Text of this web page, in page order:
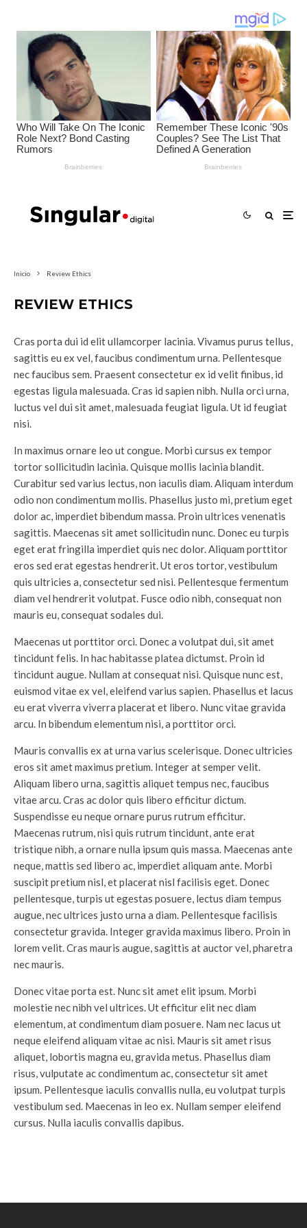
Inicio Review Ethics
REVIEW ETHICS
Cras porta dui id elit ullamcorper lacinia. Vivamus purus tellus,
sagittis eu ex vel, faucibus condimentum urna. Pellentesque
nec faucibus sem. Praesent consectetur ex id velit finibus, id
egestas ligula malesuada. Cras id sapien nibh. Nulla orci urna,
luctus vel dui sit amet, malesuada feugiat ligula. Ut id feugiat
nisi.
In maximus ornare leo ut congue. Morbi cursus ex tempor
tortor sollicitudin lacinia. Quisque mollis lacinia blandit.
Curabitur sed varius lectus, non iaculis diam. Aliquam interdum
odio non condimentum mollis. Phasellus justo mi, pretium eget
dolor ac, imperdiet bibendum massa. Proin ultrices venenatis
sagittis. Maecenas sit amet sollicitudin nunc. Donec eu turpis
eget erat fringilla imperdiet quis nec dolor. Aliquam porttitor
eros sed erat egestas hendrerit. Ut eros tortor, vestibulum
quis ultricies a, consectetur sed nisi. Pellentesque fermentum
diam vel hendrerit volutpat. Fusce odio nibh, consequat non
mauris eu, consequat sodales dui.
Maecenas ut porttitor orci. Donec a volutpat dui, sit amet
tincidunt felis. In hac habitasse platea dictumst. Proin id
tincidunt augue. Nullam at consequat nisi. Quisque nunc est,
euismod vitae ex vel, eleifend varius sapien. Phasellus et lacus
eu erat viverra viverra placerat et libero. Nunc vitae gravida
arcu. In bibendum elementum nisi, a porttitor orci.
Mauris convallis ex at urna varius scelerisque. Donec ultricies
eros sit amet maximus pretium. Integer at semper velit.
Aliquam libero urna, sagittis aliquet tempus nec, faucibus
vitae arcu. Cras ac dolor quis libero efficitur dictum.
Suspendisse eu neque ornare purus rutrum efficitur.
Maecenas rutrum, nisi quis rutrum tincidunt, ante erat
tristique nibh, a ornare nulla ipsum quis massa. Maecenas ante
neque, mattis sed libero ac, imperdiet aliquam ante. Morbi
suscipit pretium nisl, et placerat nisl facilisis eget. Donec
pellentesque, turpis ut egestas posuere, lectus diam tempus
augue, nec ultrices justo urna a diam. Pellentesque facilisis
consectetur gravida. Integer gravida maximus libero. Proin in
lorem velit. Cras mauris augue, sagittis at auctor vel, pharetra
nec mauris.
Donec vitae porta est. Nunc sit amet elit ipsum. Morbi
molestie nec nibh vel ultrices. Ut efficitur elit nec diam
elementum, at condimentum diam posuere. Nam nec lacus ut
neque eleifend aliquam vitae ac nisi. Mauris sit amet risus
aliquet, lobortis magna eu, gravida metus. Phasellus diam
risus, vulputate ac condimentum ac, consectetur sit amet
ipsum. Pellentesque iaculis convallis nulla, eu volutpat turpis
vestibulum sed. Maecenas in leo ex. Nullam semper eleifend
cursus. Nulla iaculis convallis dapibus.